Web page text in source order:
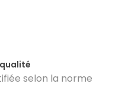
selon la norme